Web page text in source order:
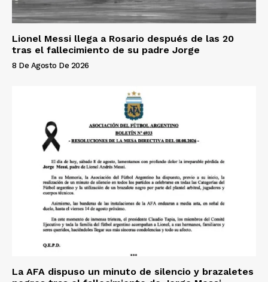
Lionel Messi llega a Rosario después de las 20
tras el fallecimiento de su padre Jorge
8 De Agosto De 2026
La AFA dispuso un minuto de silencio y brazaletes